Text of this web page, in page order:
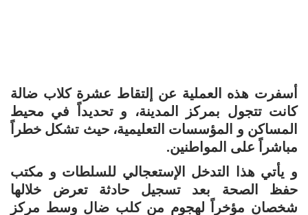
أسفرت هذه العملية عن إلتقاط عشرة كلاب ضالة
كانت تتجول بمركز المدينة، و تحديداً في محيط
المساكن و المؤسسات التعليمية، حيث تشكل خطراً
مباشراً على المواطنين.
و يأتي هذا التدخل الإستعجالي للسلطات و مكتب
حفظ الصحة بعد تسجيل حادثة تعرض خلالها
شخصان مؤخراً لهجوم من كلب ضال وسط مركز